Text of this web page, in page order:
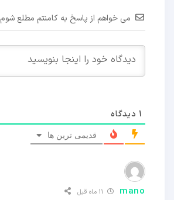
می خواهم از پاسخ به کامنتم مطلع شوم
1 دیدگاه
قدیمی ترین ها
mano